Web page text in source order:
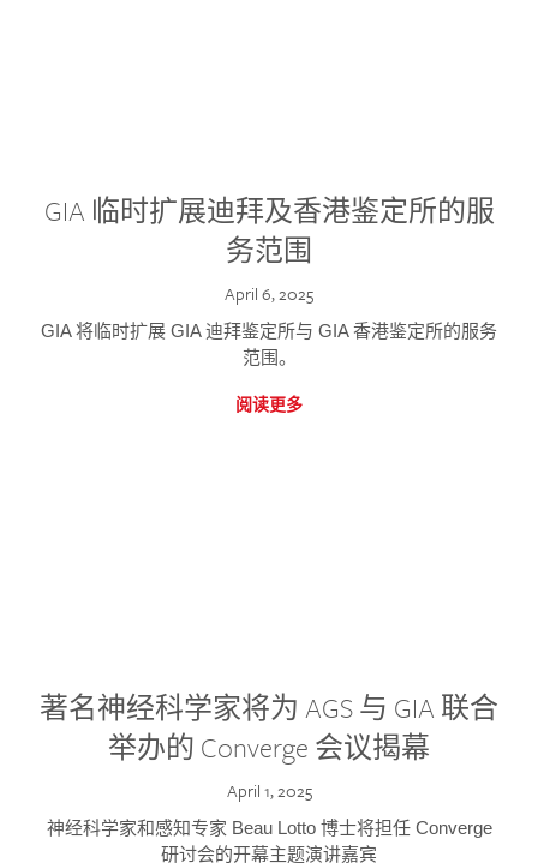
GIA 临时扩展迪拜及香港鉴定所的服
务范围
April 6, 2025
GIA 将临时扩展 GIA 迪拜鉴定所与 GIA 香港鉴定所的服务
范围。
阅读更多
著名神经科学家将为 AGS 与 GIA 联合
举办的 Converge 会议揭幕
April 1, 2025
神经科学家和感知专家 Beau Lotto 博士将担任 Converge
研讨会的开幕主题演讲嘉宾